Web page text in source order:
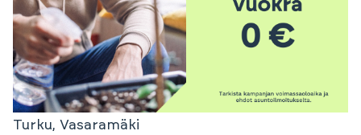
Turku, Vasaramäki